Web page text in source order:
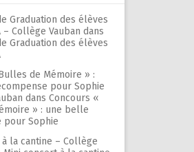
Graduation des élèves
– Collège Vauban dans
Graduation des élèves
de Mémoire » :
pour Sophie
dans Concours «
» : une belle
pour Sophie
la cantine – Collège